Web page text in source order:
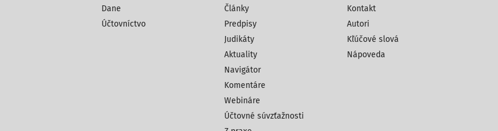
Dane
Účtovníctvo
Články
Predpisy
Judikáty
Aktuality
Navigátor
Komentáre
Webináre
Účtovné súvzťažnosti
Kontakt
Autori
Kľúčové slová
Nápoveda